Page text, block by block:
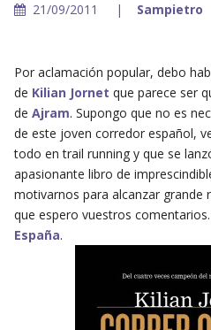
21/09/2011 Sampietro
Por aclamación popular, debo
de Kilian Jornet que parece ser
de Ajram. Supongo que no es
de este joven corredor español,
todo en trail running y que se
apasionante libro de
motivarnos para alcanzar grande
que espero vuestros
España.